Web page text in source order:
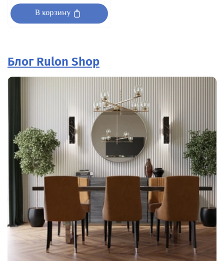
В корзину
Блог Rulon Shop